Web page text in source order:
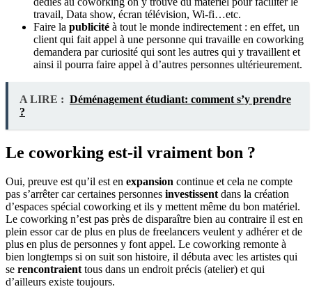
travail, Data show, écran télévision, Wi-fi…etc.
Faire la publicité à tout le monde indirectement : en effet, un
client qui fait appel à une personne qui travaille en coworking
demandera par curiosité qui sont les autres qui y travaillent et
ainsi il pourra faire appel à d’autres personnes ultérieurement.
A LIRE : Déménagement étudiant: comment s’y prendre
?
Le coworking est-il vraiment bon ?
Oui, preuve est qu’il est en expansion continue et cela ne compte
pas s’arrêter car certaines personnes investissentdans la création
d’espaces spécial coworking et ils y mettent même du bon matériel.
Le coworking n’est pas près de disparaître bien au contraire il est en
plein essor car de plus en plus de freelancers veulent y adhérer et de
plus en plus de personnes y font appel. Le coworking remonte à
bien longtemps si on suit son histoire, il débuta avec les artistes qui
se rencontraienttous dans un endroit précis (atelier) et qui
d’ailleurs existe toujours.